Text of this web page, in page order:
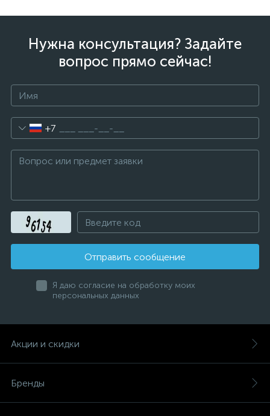
Нужна консультация? Задайте
вопрос прямо сейчас!
+7
Отправить сообщение
Я даю согласие на обработку моих
персональных данных
Акции и скидки
Бренды